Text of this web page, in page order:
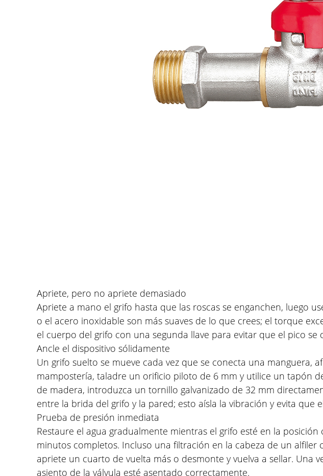
Apriete, pero no apriete demasiado
Apriete a mano el grifo hasta que las roscas se enganchen, luego
o el acero inoxidable son más suaves de lo que crees; el torque
el cuerpo del grifo con una segunda llave para evitar que el pico se
Ancle el dispositivo sólidamente
Un grifo suelto se mueve cada vez que se conecta una
mampostería, taladre un orificio piloto de 6 mm y utilice un tapón
de madera, introduzca un tornillo galvanizado de 32 mm
entre la brida del grifo y la pared; esto aísla la vibración y evita que
Prueba de presión inmediata
Restaure el agua gradualmente mientras el grifo esté en la
minutos completos. Incluso una filtración en la cabeza de un
apriete un cuarto de vuelta más o desmonte y vuelva a sellar. Una
asiento de la válvula esté asentado correctamente.